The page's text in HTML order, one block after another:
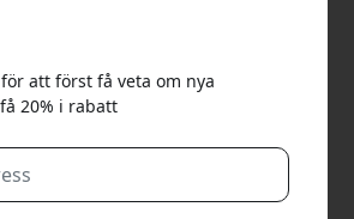
att först få veta om nya
20% i rabatt
kod i kassan för att få 20% rabatt.